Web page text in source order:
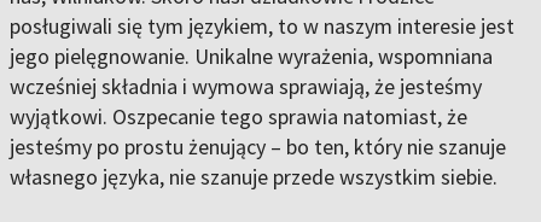
posługiwali się tym językiem, to w naszym interesie jest
jego pielęgnowanie. Unikalne wyrażenia, wspomniana
wcześniej składnia i wymowa sprawiają, że jesteśmy
wyjątkowi. Oszpecanie tego sprawia natomiast, że
jesteśmy po prostu żenujący – bo ten, który nie szanuje
własnego języka, nie szanuje przede wszystkim siebie.